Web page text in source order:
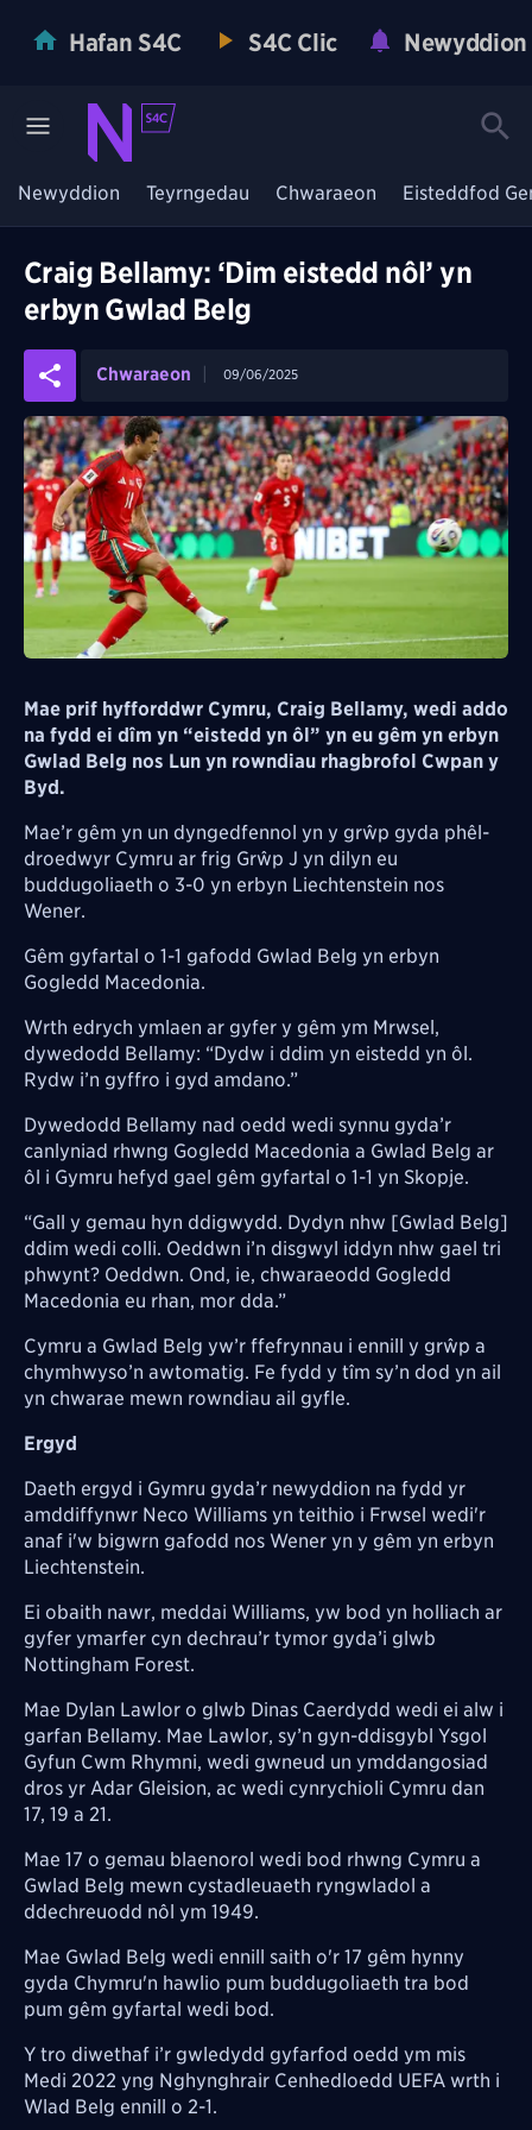
Hafan S4C S4C Clic Newyddion
Newyddion Teyrngedau Chwaraeon Eisteddfod
Craig Bellamy: ‘Dim eistedd nôl’ yn
erbyn Gwlad Belg
Chwaraeon 09/06/2025
Mae prif hyfforddwr Cymru, Craig Bellamy, wedi addo
na fydd ei dîm yn “eistedd yn ôl” yn eu gêm yn erbyn
Gwlad Belg nos Lun yn rowndiau rhagbrofol Cwpan y
Byd.
Mae’r gêm yn un dyngedfennol yn y grŵp gyda phêl-
droedwyr Cymru ar frig Grŵp J yn dilyn eu
buddugoliaeth o 3-0 yn erbyn Liechtenstein nos
Wener.
Gêm gyfartal o 1-1 gafodd Gwlad Belg yn erbyn
Gogledd Macedonia.
Wrth edrych ymlaen ar gyfer y gêm ym Mrwsel,
dywedodd Bellamy: “Dydw i ddim yn eistedd yn ôl.
Rydw i’n gyffro i gyd amdano.”
Dywedodd Bellamy nad oedd wedi synnu gyda’r
canlyniad rhwng Gogledd Macedonia a Gwlad Belg ar
ôl i Gymru hefyd gael gêm gyfartal o 1-1 yn Skopje.
“Gall y gemau hyn ddigwydd. Dydyn nhw [Gwlad Belg]
ddim wedi colli. Oeddwn i’n disgwyl iddyn nhw gael tri
phwynt? Oeddwn. Ond, ie, chwaraeodd Gogledd
Macedonia eu rhan, mor dda.”
Cymru a Gwlad Belg yw’r ffefrynnau i ennill y grŵp a
chymhwyso’n awtomatig. Fe fydd y tîm sy’n dod yn ail
yn chwarae mewn rowndiau ail gyfle.
Ergyd
Daeth ergyd i Gymru gyda’r newyddion na fydd yr
amddiffynwr Neco Williams yn teithio i Frwsel wedi'r
anaf i'w bigwrn gafodd nos Wener yn y gêm yn erbyn
Liechtenstein.
Ei obaith nawr, meddai Williams, yw bod yn holliach ar
gyfer ymarfer cyn dechrau’r tymor gyda’i glwb
Nottingham Forest.
Mae Dylan Lawlor o glwb Dinas Caerdydd wedi ei alw i
garfan Bellamy. Mae Lawlor, sy’n gyn-ddisgybl Ysgol
Gyfun Cwm Rhymni, wedi gwneud un ymddangosiad
dros yr Adar Gleision, ac wedi cynrychioli Cymru dan
17, 19 a 21.
Mae 17 o gemau blaenorol wedi bod rhwng Cymru a
Gwlad Belg mewn cystadleuaeth ryngwladol a
ddechreuodd nôl ym 1949.
Mae Gwlad Belg wedi ennill saith o'r 17 gêm hynny
gyda Chymru'n hawlio pum buddugoliaeth tra bod
pum gêm gyfartal wedi bod.
Y tro diwethaf i’r gwledydd gyfarfod oedd ym mis
Medi 2022 yng Nghynghrair Cenhedloedd UEFA wrth i
Wlad Belg ennill o 2-1.